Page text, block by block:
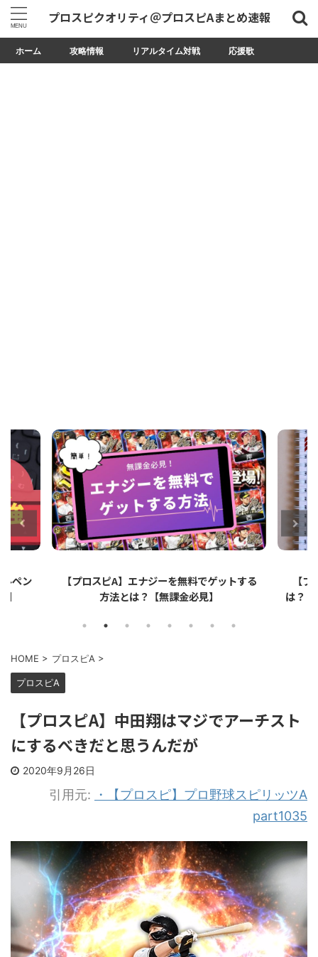
プロスピクオリティ＠プロスピAまとめ速報
ホーム 攻略情報 リアルタイム対戦 応援歌
する
【プロスピA】ペーパーライクフィルムと
は？リアタイでのメリット・デメリットを解
【
HOME > プロスピA
【プロスピA】中田翔はマジでアーチスト
にするべきだと思うんだが
・【プロスピ】プロ野球スピリッツA